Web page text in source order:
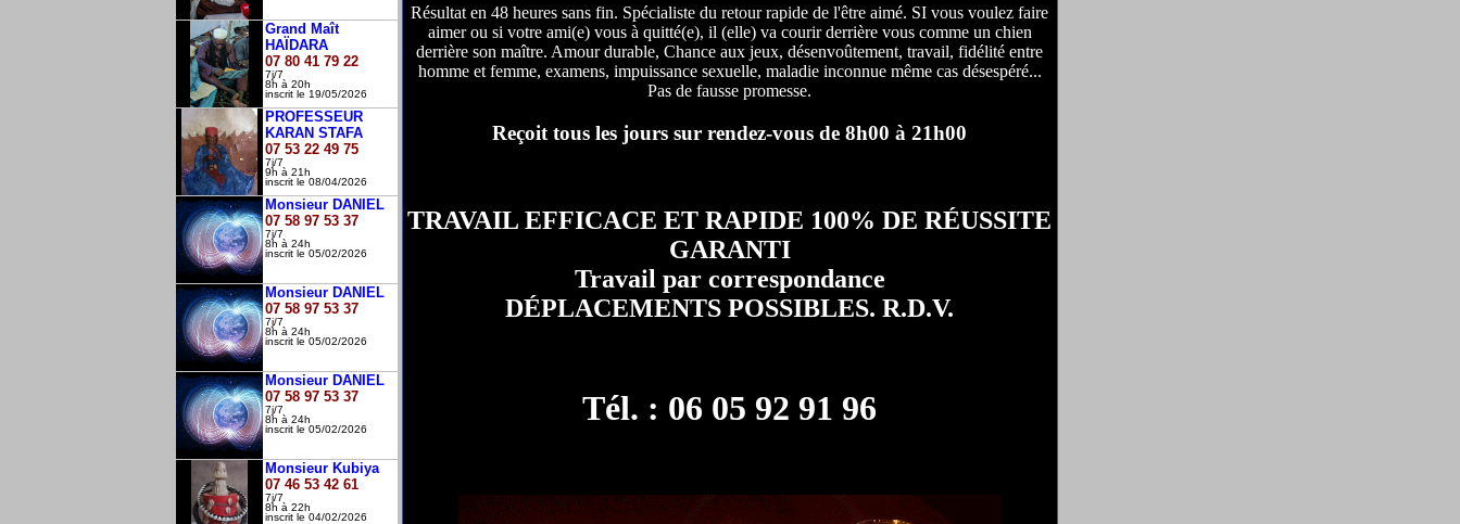
Grand Maît
HAÏDARA
07 80 41 79 22
7j/7
8h à 20h
inscrit le 19/05/2026
PROFESSEUR
KARAN STAFA
07 53 22 49 75
7j/7
9h à 21h
inscrit le 08/04/2026
Monsieur DANIEL
07 58 97 53 37
7j/7
8h à 24h
inscrit le 05/02/2026
Monsieur DANIEL
07 58 97 53 37
7j/7
8h à 24h
inscrit le 05/02/2026
Monsieur DANIEL
07 58 97 53 37
7j/7
8h à 24h
inscrit le 05/02/2026
Monsieur Kubiya
07 46 53 42 61
7j/7
8h à 22h
inscrit le 04/02/2026
Résultat en 48 heures sans fin. Spécialiste du retour rapide de l'être aimé. SI vous voulez faire
aimer ou si votre ami(e) vous à quitté(e), il (elle) va courir derrière vous comme un chien
derrière son maître. Amour durable, Chance aux jeux, désenvoûtement, travail, fidélité entre
homme et femme, examens, impuissance sexuelle, maladie inconnue même cas désespéré...
Pas de fausse promesse.
Reçoit tous les jours sur rendez-vous de 8h00 à 21h00
TRAVAIL EFFICACE ET RAPIDE 100% DE RÉUSSITE
GARANTI
Travail par correspondance
DÉPLACEMENTS POSSIBLES. R.D.V.
Tél. : 06 05 92 91 96